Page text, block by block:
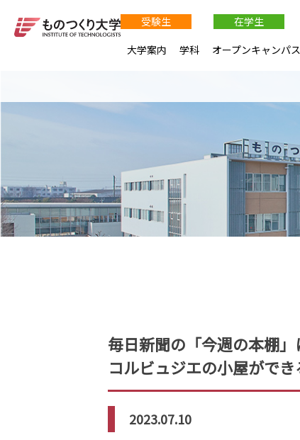
毎日新聞の「今週の本棚
コルビュジエの小屋がで
2023.07.10
受験生 在学生
大学案内
学科 オープンキャンパ